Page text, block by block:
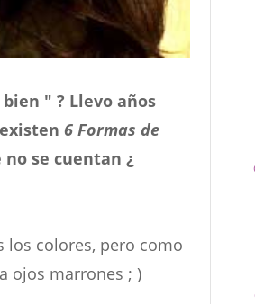
" ? Llevo años
existen6 Formas de
no se cuentan ¿
los colores, pero como
ojos marrones ; )